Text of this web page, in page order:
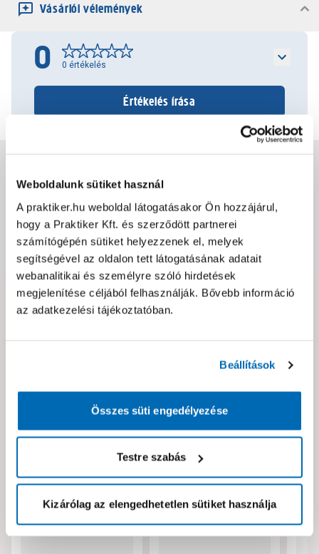
Weboldalunk sütiket használ
A praktiker.hu weboldal látogatásakor Ön hozzájárul,
hogy a Praktiker Kft. és szerződött partnerei
számítógépén sütiket helyezzenek el, melyek
segítségével az oldalon tett látogatásának adatait
webanalitikai és személyre szóló hirdetések
megjelenítése céljából felhasználják. Bővebb információ
az adatkezelési tájékoztatóban.
Beállítások
Összes süti engedélyezése
Testre szabás
Kizárólag az elengedhetetlen sütiket használja
Vásárlói vélemények
0 0 értékelés
Értékelés írása
Csomagolási és súly információk
Dokumentumok, felelős személy
Hibát találtál az oldalon vagy a termék leírásában?
Neked ajánljuk!